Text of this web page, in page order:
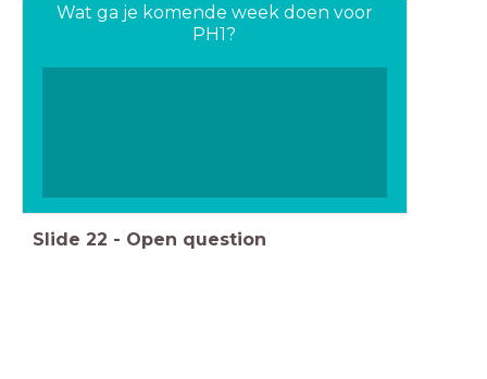
Wat ga je komende week doen voor
PH1?
Slide 22 - Open question